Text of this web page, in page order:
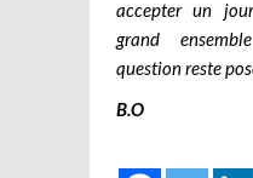
accepter un
grand
question reste
B.O